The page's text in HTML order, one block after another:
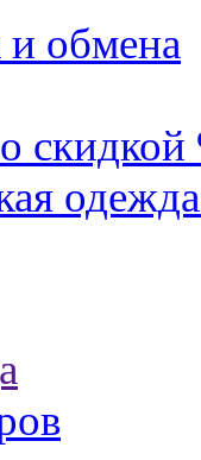
и обмена
скидкой